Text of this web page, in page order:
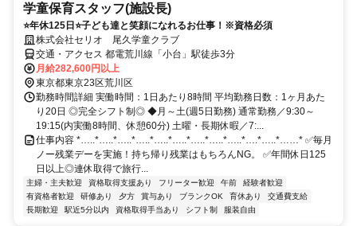
学童保育スタッフ(施設長)
⭐年休125日⭐子ども達と笑顔になれるお仕事！※資格必須
株式会社セリオ 尾久学童クラブ
交通・アクセス 都電荒川線「小台」駅徒歩3分
月給282,600円以上
東京都東京23区荒川区
勤務時間詳細 実働時間：1日あたり8時間 平均勤務日数：1ヶ月あた
り20日 ◎完全シフト制◎ ◆月～土(週5日勤務) 通常勤務／9:30～
19:15(内実働8時間、休憩60分) 土曜・長期休暇／7:...
仕事内容 *…..*…..*…..*…..*…..*…..*…..*…..*…..*….*…..*……* ✅毎月
ノー残業デーを実施！持ち帰り残業はもちろんNG。 ✅年間休日125
日以上◎連休取得で旅行...
主婦・主夫歓迎 資格取得支援あり フリーター歓迎 午前
経験者歓迎
有資格者歓迎
研修あり 夕方 賞与あり ブランクOK 育休あり
交通費支給
長期歓迎
駅近5分以内 資格取得手当あり シフト制 服装自由